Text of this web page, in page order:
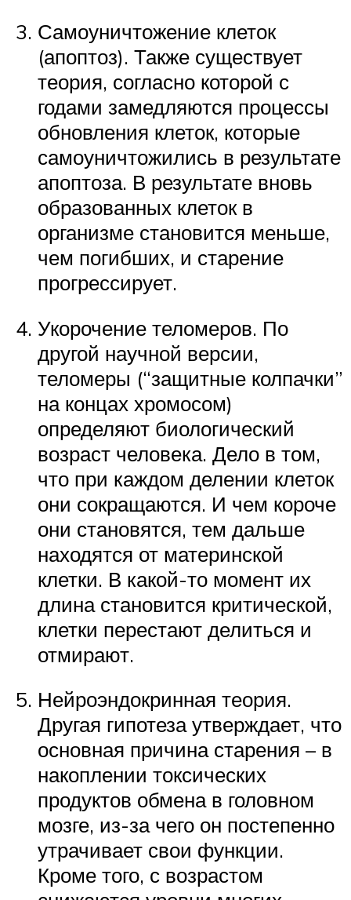
Самоуничтожение клеток
(апоптоз). Также существует
теория, согласно которой с
годами замедляются процессы
обновления клеток, которые
самоуничтожились в результате
апоптоза. В результате вновь
образованных клеток в
организме становится меньше,
чем погибших, и старение
прогрессирует.
Укорочение теломеров. По
другой научной версии,
теломеры (“защитные колпачки”
на концах хромосом)
определяют биологический
возраст человека. Дело в том,
что при каждом делении клеток
они сокращаются. И чем короче
они становятся, тем дальше
находятся от материнской
клетки. В какой-то момент их
длина становится критической,
клетки перестают делиться и
отмирают.
Нейроэндокринная теория.
Другая гипотеза утверждает, что
основная причина старения – в
накоплении токсических
продуктов обмена в головном
мозге, из-за чего он постепенно
утрачивает свои функции.
Кроме того, с возрастом